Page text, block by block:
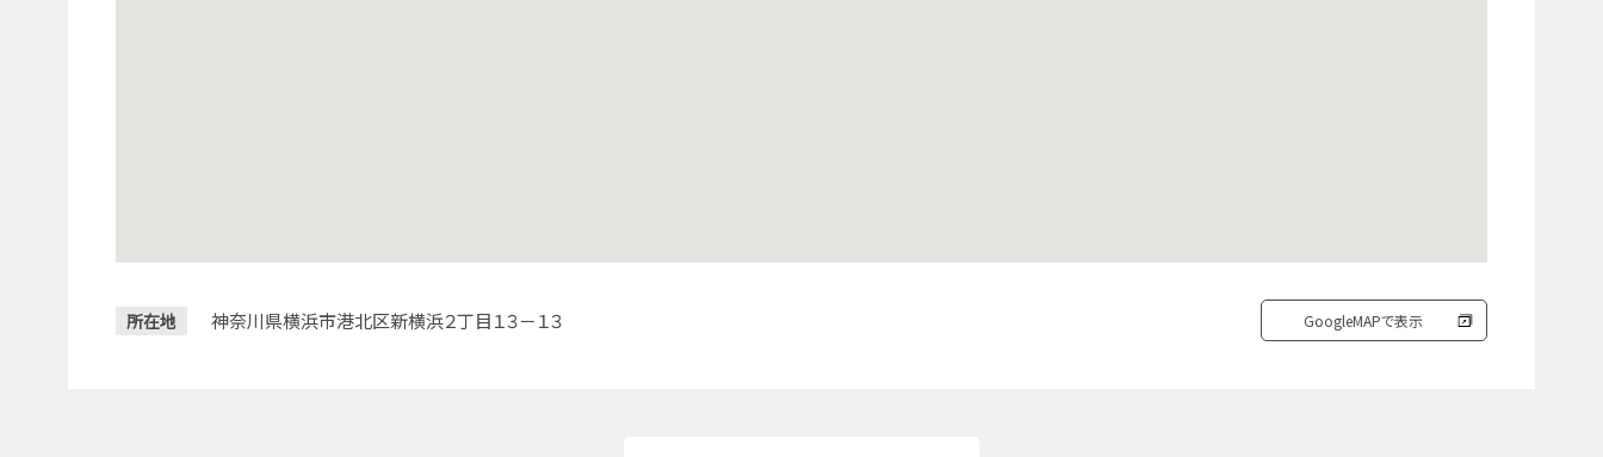
所在地 神奈川県横浜市港北区新横浜２丁目１３－１３ GoogleMAPで表示